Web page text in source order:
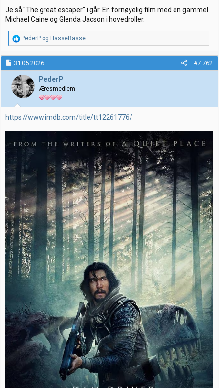
Je så "The great escaper" i går. En fornøyelig film med en gammel
Michael Caine og Glenda Jacson i hovedroller.
R
e
a
k
j
o
n
e
r
:
PederP og HasseBasse
31.05.2026 #7.762
PederP
Æresmedlem
https://www.imdb.com/title/tt12261776/